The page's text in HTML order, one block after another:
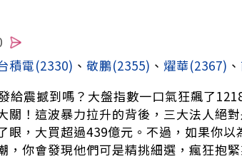
積電(2330) 、 敬鵬(2355) 、 燿華(2367) 、
給震撼到嗎？大盤指數一口氣狂飆了
關！這波暴力拉升的背後，三大法人絕
眼，大買超過439億元。不過，如果你
，你會發現他們可是精挑細選，瘋狂抱